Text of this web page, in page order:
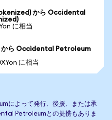
から Occidental
に相当
から Occidental Petroleum
に相当
によって発行、後援、または承
Petroleumとの提携もありま